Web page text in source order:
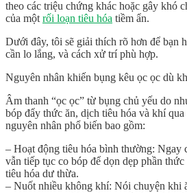
theo các triệu chứng khác hoặc gây khó
của một rối loạn tiêu hóa tiềm ẩn.
Dưới đây, tôi sẽ giải thích rõ hơn để bạn
cần lo lắng, và cách xử trí phù hợp.
Nguyên nhân khiến bụng kêu ọc ọc dù
Âm thanh “ọc ọc” từ bụng chủ yếu do
bóp đẩy thức ăn, dịch tiêu hóa và khí
nguyên nhân phổ biến bao gồm:
– Hoạt động tiêu hóa bình thường: Ngay
vẫn tiếp tục co bóp để dọn dẹp phần
tiêu hóa dư thừa.
– Nuốt nhiều không khí: Nói chuyện khi